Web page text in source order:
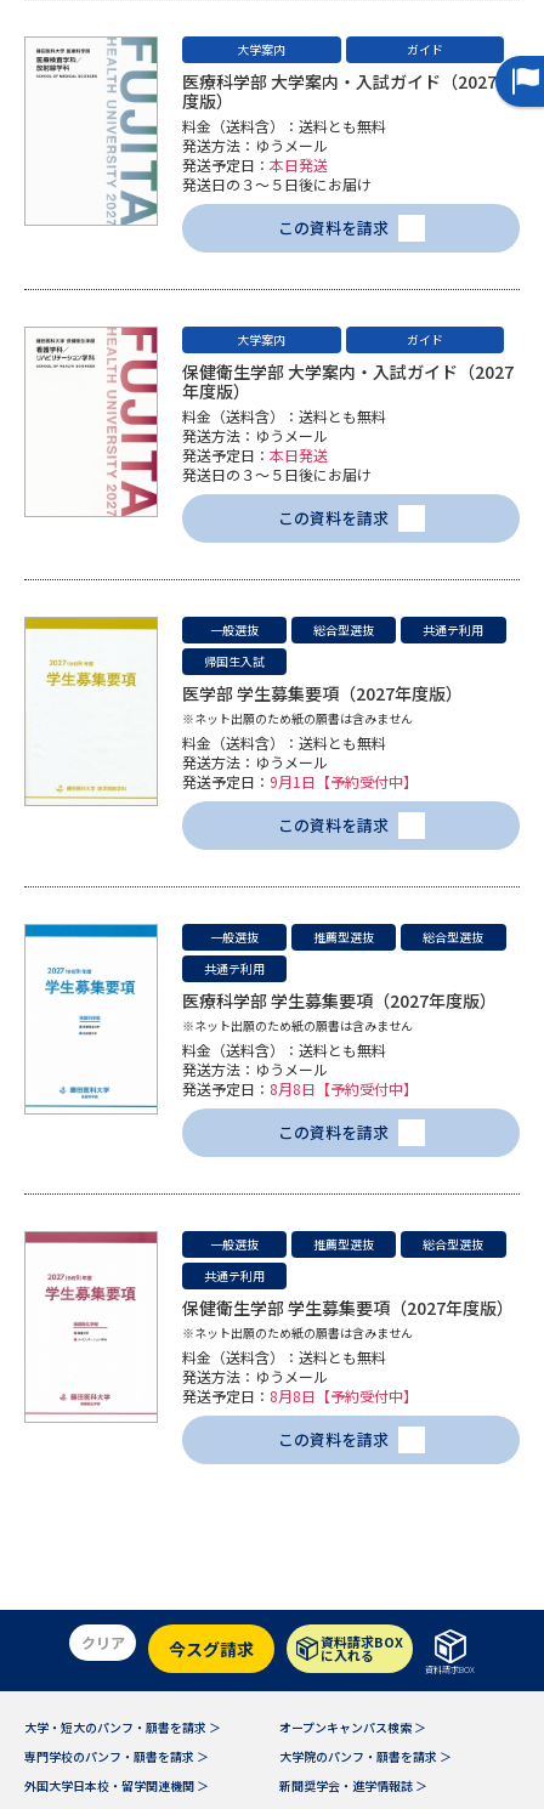
大学で学びたい学問発見
学問のミニ講義「夢ナビ講義」 学問分野解説
夢ナビライブ
ユーザーサポート
Ｑ＆Ａ よくあるご質問 大学進学IDについて
お支払いについて
受付内容・発送状況の確認
個人情報取扱規定
特定商取引表記
大学案内 ガイド
医療科学部 大学案内・入試ガイド（2027年
度版）
料金（送料含）：送料とも無料
発送方法：ゆうメール
発送予定日： 本日発送
発送日の３～５日後にお届け
この資料を請求
大学案内 ガイド
保健衛生学部 大学案内・入試ガイド（2027
年度版）
料金（送料含）：送料とも無料
発送方法：ゆうメール
発送予定日： 本日発送
発送日の３～５日後にお届け
この資料を請求
一般選抜 総合型選抜
共通テ利用
帰国生入試
医学部 学生募集要項（2027年度版）
※ネット出願のため紙の願書は含みません
料金（送料含）：送料とも無料
発送方法：ゆうメール
発送予定日： 9月1日【予約受付中】
この資料を請求
一般選抜 推薦型選抜
総合型選抜
共通テ利用
医療科学部 学生募集要項（2027年度版）
※ネット出願のため紙の願書は含みません
料金（送料含）：送料とも無料
発送方法：ゆうメール
発送予定日： 8月8日【予約受付中】
この資料を請求
一般選抜 推薦型選抜
総合型選抜
共通テ利用
保健衛生学部 学生募集要項（2027年度版）
※ネット出願のため紙の願書は含みません
料金（送料含）：送料とも無料
発送方法：ゆうメール
発送予定日： 8月8日【予約受付中】
この資料を請求
クリア 今スグ請求 資料請求BOX
に入れる
資料請求BOX
大学・短大のパンフ・願書を請求 ＞
オープンキャンパス検索 ＞
専門学校のパンフ・願書を請求 ＞
大学院のパンフ・願書を請求 ＞
外国大学日本校・留学関連機関 ＞
新聞奨学会・進学情報誌 ＞